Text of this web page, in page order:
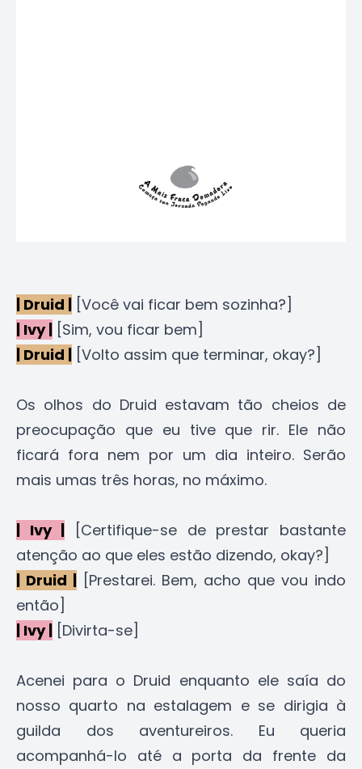
| Druid | [Você vai ficar bem sozinha?]
| Ivy | [Sim, vou ficar bem]
| Druid | [Volto assim que terminar, okay?]
Os olhos do Druid estavam tão cheios de
preocupação que eu tive que rir. Ele não
ficará fora nem por um dia inteiro. Serão
mais umas três horas, no máximo.
| Ivy | [Certifique-se de prestar bastante
atenção ao que eles estão dizendo, okay?]
| Druid | [Prestarei. Bem, acho que vou indo
então]
| Ivy | [Divirta-se]
Acenei para o Druid enquanto ele saía do
nosso quarto na estalagem e se dirigia à
guilda dos aventureiros. Eu queria
acompanhá-lo até a porta da frente da